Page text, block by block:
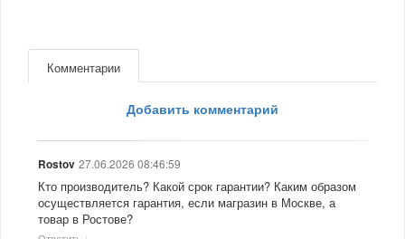
Комментарии
Добавить комментарий
Rostov 27.06.2026 08:46:59
Кто производитель? Какой срок гарантии? Каким образом
осуществляется гарантия, если магразин в Москве, а
товар в Ростове?